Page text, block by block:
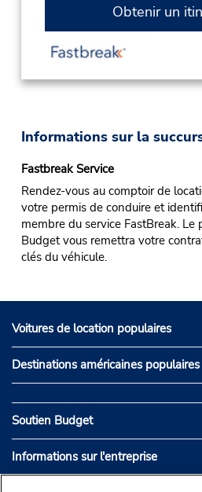
Obtenir un
Informations sur la
Fastbreak Service
Rendez-vous au comptoir de
votre permis de conduire et
membre du service FastBreak. Le
Budget vous remettra votre
clés du véhicule.
Voitures de location populaires
Destinations américaines populaires
Soutien Budget
Informations sur l'entreprise